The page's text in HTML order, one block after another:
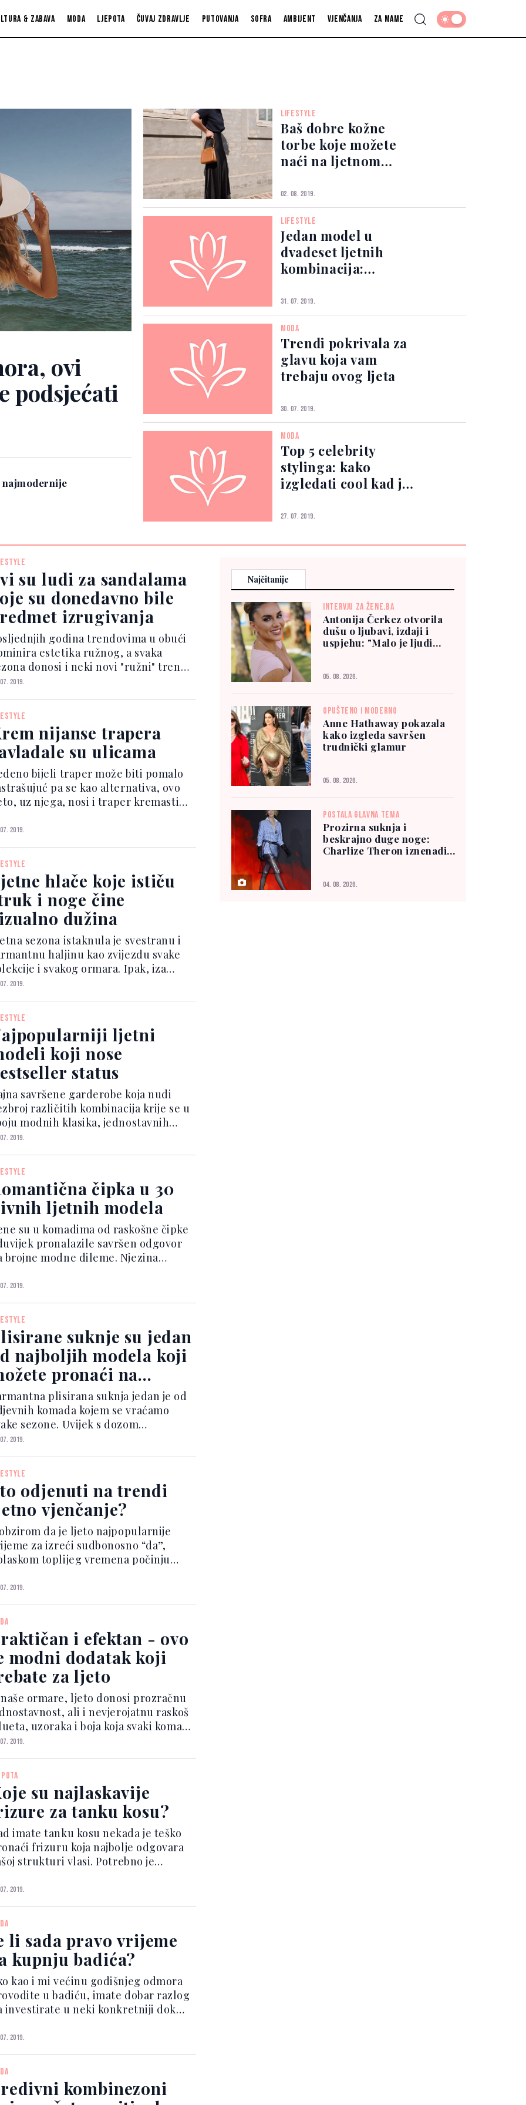
& zabava Moda Ljepota Čuvaj zdravlje Putovanja Sofra Ambijent Vjenčanja Za mame
ovi
podsjećati
najmodernije
LIFESTYLE
Baš dobre kožne
torbe koje možete
naći na ljetnom
nositi cijelu godinu
02. 08. 2019.
LIFESTYLE
Jedan model u
dvadeset ljetnih
kombinacija:
31. 07. 2019.
MODA
Trendi pokrivala za
glavu koja vam
trebaju ovog ljeta
30. 07. 2019.
MODA
Top 5 celebrity
stylinga: kako
izgledati cool kad je
27. 07. 2019.
su ludi za sandalama
su donedavno bile
izrugivanja
godina trendovima u obući
estetika ružnog, a svaka
donosi i neki novi "ružni" trend.
natikača s krznom, prozirnih
ljeta na red su došle takozvane
sanda...
2019.
nijanse trapera
su ulicama
bijeli traper može biti pomalo
pa se kao alternativa, ovo
uz njega, nosi i traper kremastih
klasičnih plavih
trapera koje su must have u
svake žene. Vel...
2019.
hlače koje ističu
i noge čine
dužina
sezona istaknula je svestranu i
haljinu kao zvijezdu svake
i svakog ormara. Ipak, iza
koje ćemo nositi od jutra do
kostima za sve one dane koje
provesti izlež...
2019.
ljetni
koji nose
status
savršene garderobe koja nudi
različitih kombinacija krije se u
modnih klasika, jednostavnih
modela i novih trendova. Spojeni
cool ležerne i zavodljive
kombinacije...
2019.
čipka u 30
ljetnih modela
su u komadima od raskošne čipke
pronalazile savršen odgovor
brojne modne dileme. Njezina
od viktorijanskog doba kada je
raskošne haljine povišenog
Svojom rask...
2019.
suknje su jedan
najboljih modela koji
pronaći na
sniženju
plisirana suknja jedan je od
komada kojem se vraćamo
sezone. Uvijek s dozom
koju obožavaju sve
plisirane suknja davno je
granice klasičnog i postal...
2019.
odjenuti na trendi
vjenčanje?
da je ljeto najpopularnije
za izreći sudbonosno “da”,
toplijeg vremena počinju
dolazak, vrijeme je da
planirati što ćete odjenuti.
www.instagram...
2019.
i efektan - ovo
modni dodatak koji
za ljeto
ormare, ljeto donosi prozračnu
ali i nevjerojatnu raskoš
uzoraka i boja koja svaki komad
u razigrane ljetne favorite.
posebnijom i drugačijom, ljetni
2019.
su najlaskavije
za tanku kosu?
imate tanku kosu nekada je teško
frizuru koja najbolje odgovara
strukturi vlasi. Potrebno je
kose, čineći privid još rjeđeg
Dimitri Giannetos, frizer koji
s Camilom...
2019.
li sada pravo vrijeme
kupnju badića?
kao i mi većinu godišnjeg odmora
u badiću, imate dobar razlog
investirate u neki konkretniji dok
su prilika da ugrabite neki
kostim s dizajnerskim potpisom
povoljnijo...
2019.
kombinezoni
Najčitanije
INTERVJU ZA ŽENE.BA
Antonija Čerkez otvorila
dušu o ljubavi, izdaji i
uspjehu: "Malo je ljudi
05. 08. 2026.
OPUŠTENO I MODERNO
Anne Hathaway pokazala
kako izgleda savršen
trudnički glamur
05. 08. 2026.
POSTALA GLAVNA TEMA
Prozirna suknja i
beskrajno duge noge:
Charlize Theron iznenadila
04. 08. 2026.